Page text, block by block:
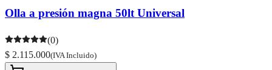
Olla a presión magna 50lt Universal
(0)
$ 2.115.000(IVA Incluido)